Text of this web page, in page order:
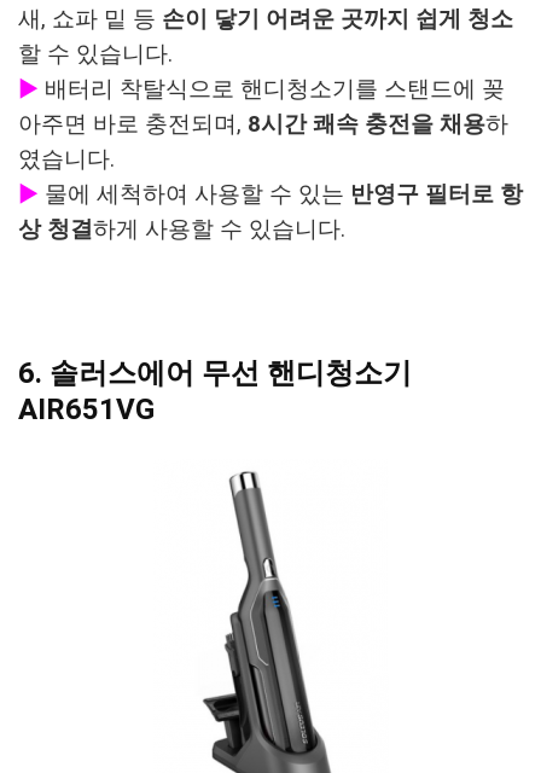
새, 쇼파 밑 등 손이 닿기 어려운 곳까지 쉽게 청소
할 수 있습니다.
▶ 배터리 착탈식으로 핸디청소기를 스탠드에 꽂
아주면 바로 충전되며, 8시간 쾌속 충전을 채용하
였습니다.
▶ 물에 세척하여 사용할 수 있는 반영구 필터로 항
상 청결하게 사용할 수 있습니다.
6. 솔러스에어 무선 핸디청소기
AIR651VG